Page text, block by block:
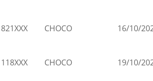
821XXX CHOCO 16/10/
118XXX CHOCO 19/10/